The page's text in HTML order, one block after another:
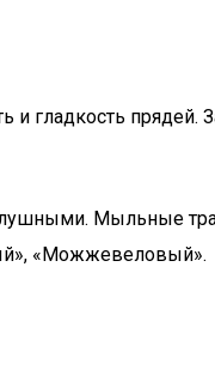
и гладкость
Мыльные
«Можжевеловый».